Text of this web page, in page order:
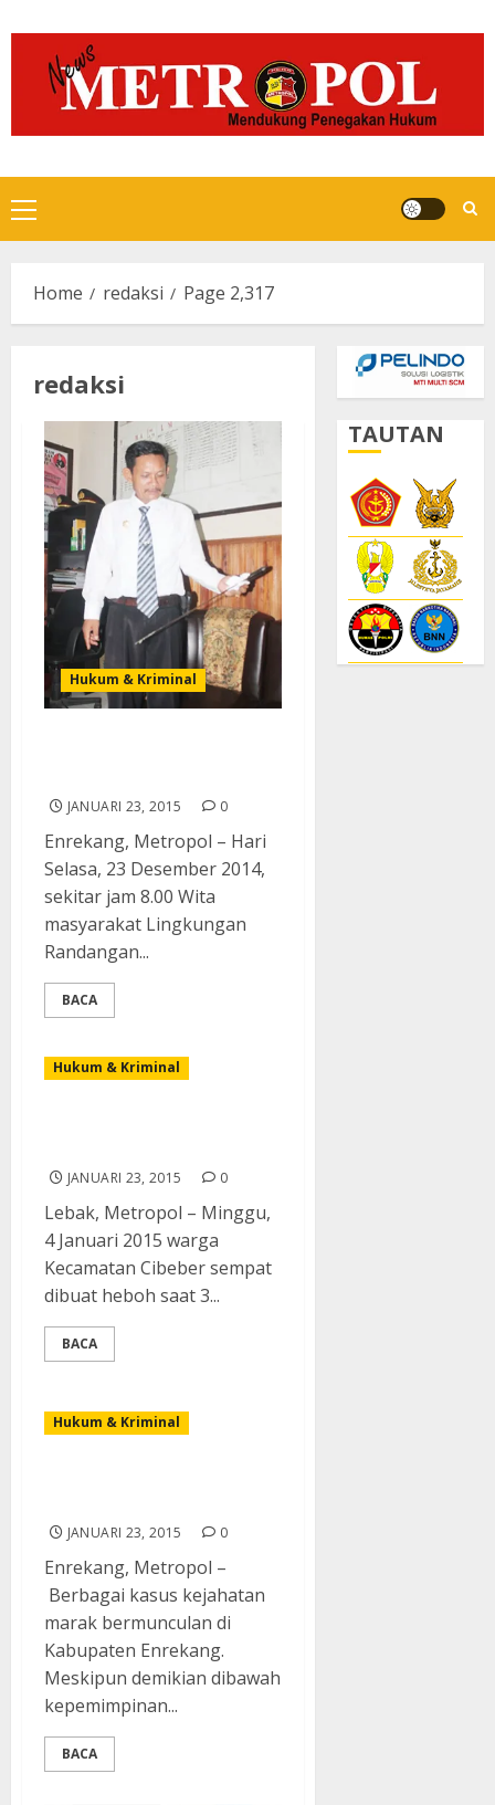
to
content
Primary
Menu
Home redaksi Page 2,317
redaksi
Hukum & Kriminal
JANUARI 23, 2015 0
Enrekang, Metropol – Hari
Selasa, 23 Desember 2014,
sekitar jam 8.00 Wita
masyarakat Lingkungan
Randangan...
BACA
Hukum & Kriminal
JANUARI 23, 2015 0
Lebak, Metropol – Minggu,
4 Januari 2015 warga
Kecamatan Cibeber sempat
dibuat heboh saat 3...
BACA
Hukum & Kriminal
JANUARI 23, 2015 0
Enrekang, Metropol –
Berbagai kasus kejahatan
marak bermunculan di
Kabupaten Enrekang.
Meskipun demikian dibawah
kepemimpinan...
BACA
TAUTAN